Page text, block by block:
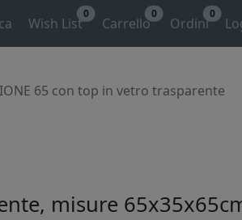
Wish List
0
Carrello
0
Ordini
0
65 con top in vetro trasparente
misure